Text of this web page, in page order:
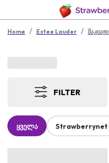
Home / Estee Lauder / მაკიაჟი
FILTER
ყველა Strawberrynet